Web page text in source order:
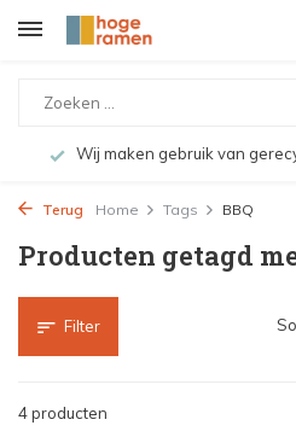
Wij maken gebruik van
Terug Home Tags BBQ
Producten getagd
Filter
4 producten